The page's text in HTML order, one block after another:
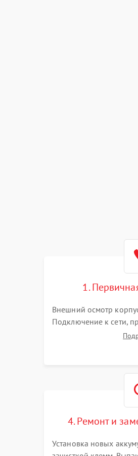
1.
Внешний осмотр
Подключение к сети,
звуковых сигналов и
4. Ремонт и
Установка новых